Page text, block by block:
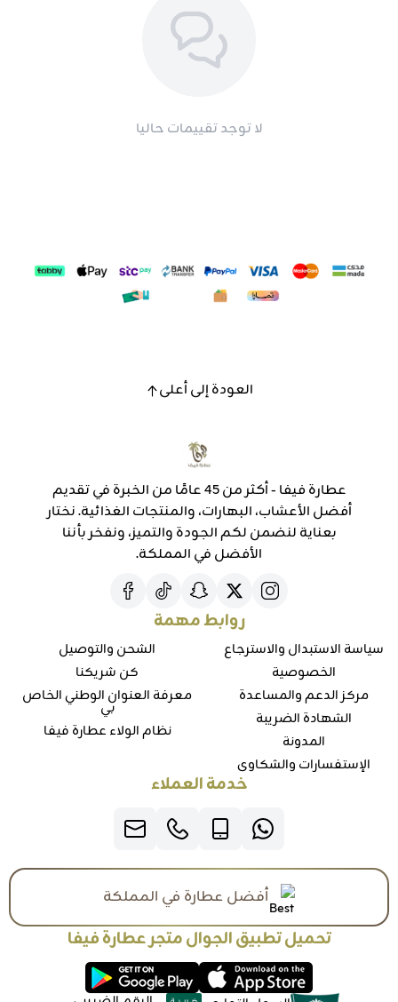
لا توجد تقييمات حاليا
العودة إلى أعلى
عطارة فيفا - أكثر من 45 عامًا من الخبرة في تقديم
أفضل الأعشاب، البهارات، والمنتجات الغذائية. نختار
بعناية لنضمن لكم الجودة والتميز، ونفخر بأننا
الأفضل في المملكة.
روابط مهمة
سياسة الاستبدال والاسترجاع
الخصوصية
مركز الدعم والمساعدة
الشهادة الضريبة
المدونة
الإستفسارات والشكاوي
الشحن والتوصيل
كن شريكنا
معرفة العنوان الوطني الخاص
بي
نظام الولاء عطارة فيفا
خدمة العملاء
أفضل عطارة في المملكة
تحميل تطبيق الجوال متجر عطارة فيفا